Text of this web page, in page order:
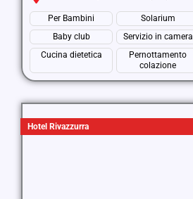
Per Bambini Solarium
Baby club
Servizio in camera
Cucina dietetica
Pernottamento
colazione
Hotel Rivazzurra